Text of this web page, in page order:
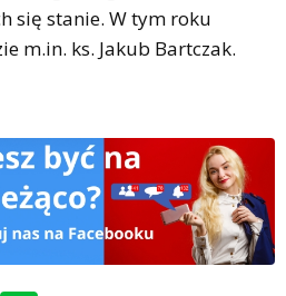
się stanie. W tym roku
m.in. ks. Jakub Bartczak.